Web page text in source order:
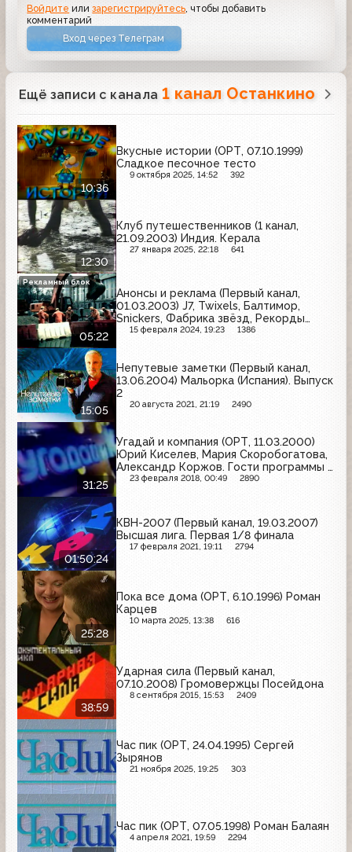
Войдите илизарегистрируйтесь , чтобы добавить
комментарий
Вход через Телеграм
Ещё записи с канала 1 канал Останкино
10:36
Вкусные истории (ОРТ, 07.10.1999)
Сладкое песочное тесто
9 октября 2025, 14:52 392
12:30
Клуб путешественников (1 канал,
21.09.2003) Индия. Керала
27 января 2025, 22:18 641
05:22
Анонсы и реклама (Первый канал,
01.03.2003) J7, Twixels, Балтимор,
Snickers, Фабрика звёзд, Рекорды
Большой стирки, Майский чай, Bounty,
15 февраля 2024, 19:23 1386
Рекламный блок
15:05
Непутевые заметки (Первый канал,
13.06.2004) Мальорка (Испания). Выпуск
2
20 августа 2021, 21:19 2490
31:25
Угадай и компания (ОРТ, 11.03.2000)
Юрий Киселев, Мария Скоробогатова,
Александр Коржов. Гости программы -
группа "Лицей"
23 февраля 2018, 00:49 2890
01:50:24
КВН-2007 (Первый канал, 19.03.2007)
Высшая лига. Первая 1/8 финала
17 февраля 2021, 19:11 2794
25:28
Пока все дома (ОРТ, 6.10.1996) Роман
Карцев
10 марта 2025, 13:38 616
38:59
Ударная сила (Первый канал,
07.10.2008) Громовержцы Посейдона
8 сентября 2015, 15:53 2409
Час пик (ОРТ, 24.04.1995) Сергей
Зырянов
21 ноября 2025, 19:25 303
Час пик (ОРТ, 07.05.1998) Роман Балаян
4 апреля 2021, 19:59 2294